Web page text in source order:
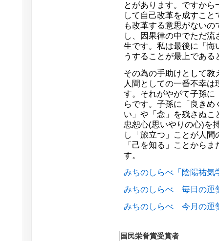
とがあります。ですか
して自己改革を成すこ
も改革する意思がない
し、因果律の中でただ
生です。私は最後に「悔
うすることが最上である
その為の手助けとして
人間としての一番不幸
す。それがやがて子孫に
らです。子孫に「良き
い」や「念」を残さぬ
忠恕心(思いやりの心)を
し「旅立つ」ことが人
「己を知る」ことから
す。
みちのしらべ「陰陽祐気
みちのしらべ 毎日の運
みちのしらべ 今月の運
国民栄誉賞受賞者